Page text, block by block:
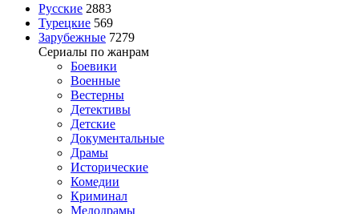
Русские 2883
Турецкие 569
Зарубежные 7279
Сериалы по жанрам
Боевики
Военные
Вестерны
Детективы
Детские
Документальные
Драмы
Исторические
Комедии
Криминал
Мелодрамы